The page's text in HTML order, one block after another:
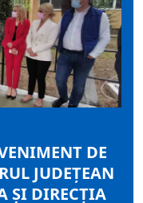
DE
JUDEȚEAN
ȘI DIRECȚIA